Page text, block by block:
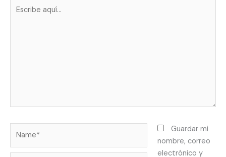
Guardar mi
nombre, correo
electrónico y